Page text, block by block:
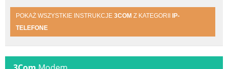
POKAŻ WSZYSTKIE INSTRUKCJE 3COM Z KATEGORII
IP-
TELEFONE